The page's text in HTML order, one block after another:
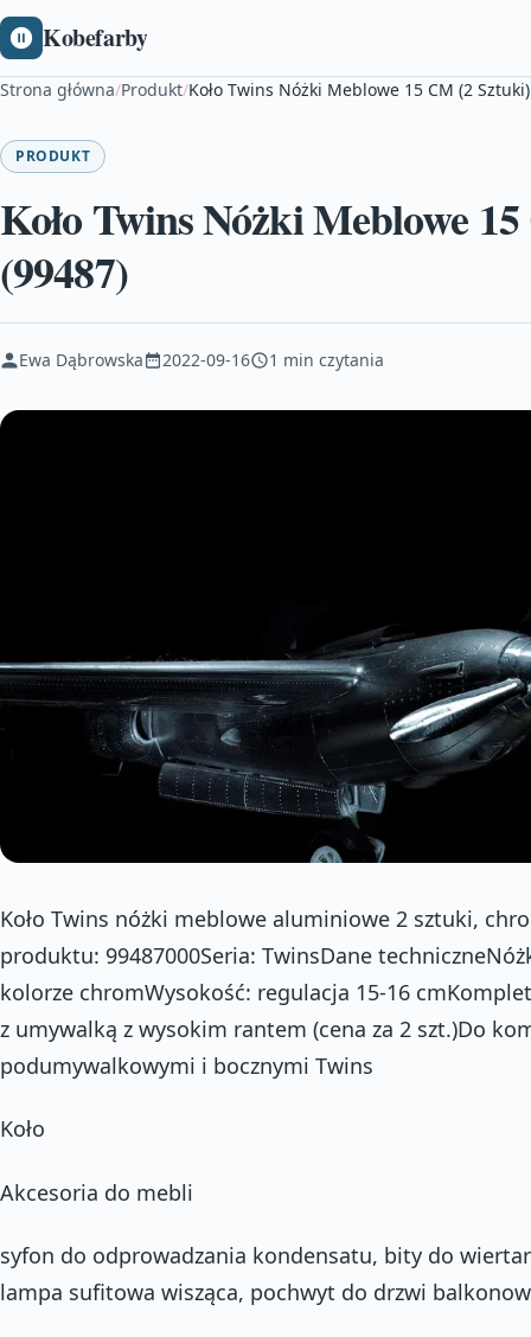
Kobefarby
Strona główna/Produkt/Koło Twins Nóżki Meblowe 15 CM (2
PRODUKT
Koło Twins Nóżki Meblowe
(99487)
Ewa Dąbrowska 2022-09-16 1 min czytania
Koło Twins nóżki meblowe aluminiowe 2 sztuki,
produktu: 99487000Seria: TwinsDane
kolorze chromWysokość: regulacja 15-16
z umywalką z wysokim rantem (cena za 2 szt.)Do
podumywalkowymi i bocznymi Twins
Koło
Akcesoria do mebli
syfon do odprowadzania kondensatu, bity do
lampa sufitowa wisząca, pochwyt do drzwi